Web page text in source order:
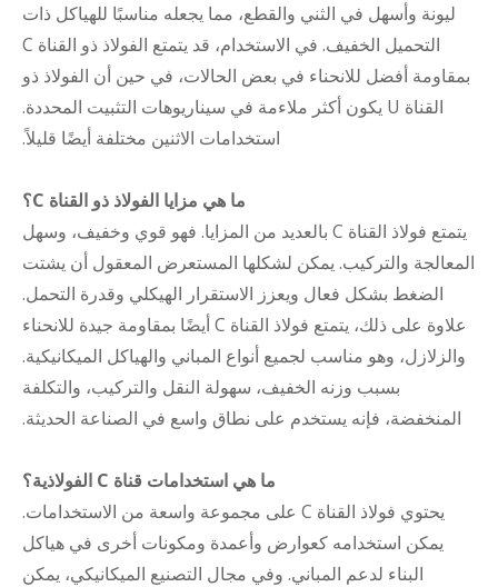
ليونة وأسهل في الثني والقطع، مما يجعله مناسبًا للهياكل ذات
التحميل الخفيف. في الاستخدام، قد يتمتع الفولاذ ذو القناة C
بمقاومة أفضل للانحناء في بعض الحالات، في حين أن الفولاذ ذو
القناة U يكون أكثر ملاءمة في سيناريوهات التثبيت المحددة.
استخدامات الاثنين مختلفة أيضًا قليلاً.
ما هي مزايا الفولاذ ذو القناة C؟
يتمتع فولاذ القناة C بالعديد من المزايا. فهو قوي وخفيف، وسهل
المعالجة والتركيب. يمكن لشكلها المستعرض المعقول أن يشتت
الضغط بشكل فعال ويعزز الاستقرار الهيكلي وقدرة التحمل.
علاوة على ذلك، يتمتع فولاذ القناة C أيضًا بمقاومة جيدة للانحناء
والزلازل، وهو مناسب لجميع أنواع المباني والهياكل الميكانيكية.
بسبب وزنه الخفيف، سهولة النقل والتركيب، والتكلفة
المنخفضة، فإنه يستخدم على نطاق واسع في الصناعة الحديثة.
ما هي استخدامات قناة C الفولاذية؟
يحتوي فولاذ القناة C على مجموعة واسعة من الاستخدامات.
يمكن استخدامه كعوارض وأعمدة ومكونات أخرى في هياكل
البناء لدعم المباني. وفي مجال التصنيع الميكانيكي، يمكن